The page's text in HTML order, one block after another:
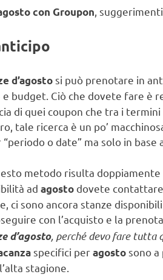
con Groupon,
d’agosto si può prenotare in
budget. Ciò che dovete fare è
di quei coupon che tra i
tale ricerca è un po’
o date” ma solo in base
metodo risulta
ad agosto dovete
ci sono ancora stanze
con l’acquisto e la
d’agosto, perché devo fare tutta
specifici peragosto sono
stagione.